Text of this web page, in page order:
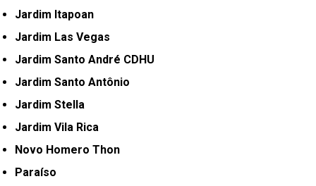
Jardim Itapoan
Jardim Las Vegas
Jardim Santo André CDHU
Jardim Santo Antônio
Jardim Stella
Jardim Vila Rica
Novo Homero Thon
Paraíso